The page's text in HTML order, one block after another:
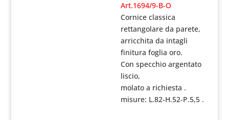
Art.1694/9-B-O
Cornice classica
rettangolare da parete,
arricchita da intagli
finitura foglia oro.
Con specchio argentato
liscio,
molato a richiesta .
misure: L.82-H.52-P.5,5 .